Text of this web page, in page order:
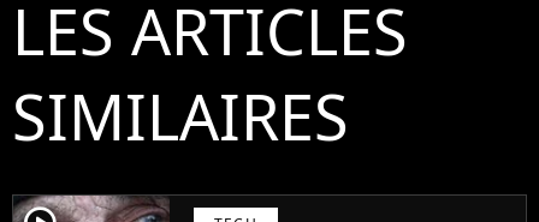
LES ARTICLES
SIMILAIRES